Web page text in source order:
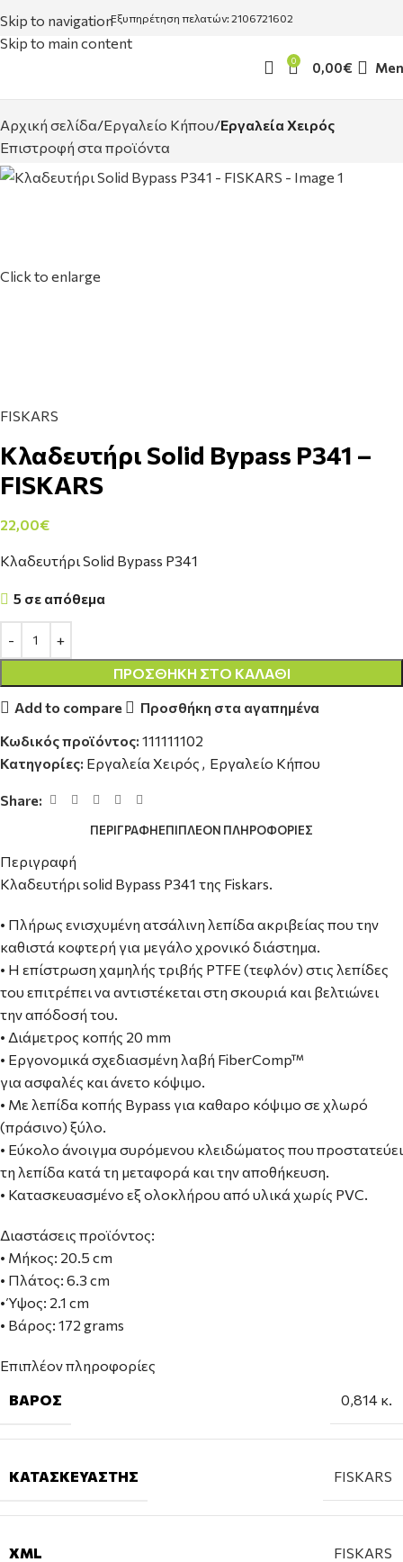
Skip to navigation
Skip to main content
Εξυπηρέτηση πελατών: 2106721602
0 0,00€
Αρχική σελίδα Εργαλείο Κήπου Εργαλεία Χειρός
Επιστροφή στα προϊόντα
Click to enlarge
FISKARS
Κλαδευτήρι Solid Bypass P341 –
FISKARS
22,00€
Κλαδευτήρι Solid Bypass P341
5 σε απόθεμα
ΠΡΟΣΘΉΚΗ ΣΤΟ ΚΑΛΆΘΙ
Add to compare
Προσθήκη στα αγαπημένα
Κωδικός προϊόντος: 111111102
Κατηγορίες: Εργαλεία Χειρός , Εργαλείο Κήπου
Share:
ΠΕΡΙΓΡΑΦΉΕΠΙΠΛΈΟΝ ΠΛΗΡΟΦΟΡΊΕΣ
Περιγραφή
Κλαδευτήρι solid Bypass P341 της Fiskars.
• Πλήρως ενισχυμένη ατσάλινη λεπίδα ακριβείας που την
καθιστά κοφτερή για μεγάλο χρονικό διάστημα.
• Η επίστρωση χαμηλής τριβής PTFE (τεφλόν) στις λεπίδες
του επιτρέπει να αντιστέκεται στη σκουριά και βελτιώνει
την απόδοσή του.
• Διάμετρος κοπής 20 mm
• Εργονομικά σχεδιασμένη λαβή FiberComp™
για ασφαλές και άνετο κόψιμο.
• Με λεπίδα κοπής Bypass για καθαρο κόψιμο σε χλωρό
(πράσινο) ξύλο.
• Εύκολο άνοιγμα συρόμενου κλειδώματος που προστατεύει
τη λεπίδα κατά τη μεταφορά και την αποθήκευση.
• Κατασκευασμένο εξ ολοκλήρου από υλικά χωρίς PVC.
Διαστάσεις προϊόντος:
• Μήκος: 20.5 cm
• Πλάτος: 6.3 cm
• Ύψος: 2.1 cm
• Βάρος: 172 grams
Επιπλέον πληροφορίες
ΒΆΡΟΣ
0,814 κ.
ΚΑΤΑΣΚΕΥΑΣΤΉΣ FISKARS
XML FISKARS